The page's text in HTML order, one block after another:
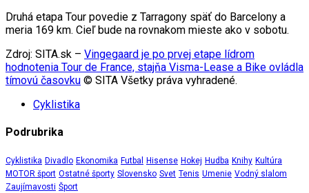
Druhá etapa Tour povedie z Tarragony späť do Barcelony a
meria 169 km. Cieľ bude na rovnakom mieste ako v sobotu.
Zdroj: SITA.sk – Vingegaard je po prvej etape lídrom
hodnotenia Tour de France, stajňa Visma-Lease a Bike ovládla
tímovú časovku © SITA Všetky práva vyhradené.
Cyklistika
Podrubrika
Cyklistika Divadlo Ekonomika Futbal Hisense Hokej Hudba Knihy Kultúra
MOTOR šport Ostatné športy Slovensko Svet Tenis Umenie Vodný slalom
Zaujímavosti Šport